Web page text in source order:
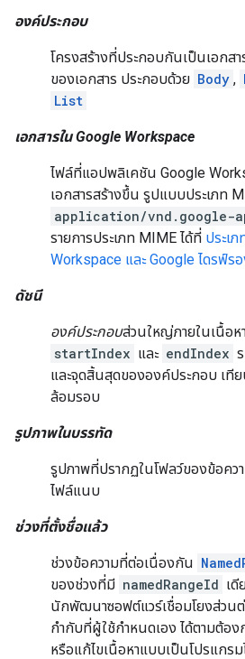
องค์ประกอบ
โครงสร้างที่ประกอบกันเป็นเอกส
ของเอกสาร ประกอบด้วย Body ,
List
เอกสารใน Google Workspace
ไฟล์ที่แอปพลิเคชัน Google
เอกสารสร้างขึ้น รูปแบบประเภท
application/vnd.google-
รายการประเภท MIME ได้ที่ ประเ
Workspace และ Google ไดรฟ์ร
ดัชนี
องค์ประกอบส่วนใหญ่ภายในเนื้อ
startIndex และ endIndex
และจุดสิ้นสุดขององค์ประกอบ เที
ล้อมรอบ
รูปภาพในบรรทัด
รูปภาพที่ปรากฏในโฟลว์ของข้อควา
ไฟล์แนบ
ช่วงที่ตั้งชื่อแล้ว
ช่วงข้อความที่ต่อเนื่องกัน
ของช่วงที่มี namedRangeId เ
นักพัฒนาซอฟต์แวร์เชื่อมโยงส่วน
กำกับที่ผู้ใช้กำหนดเอง ได้ตามต้อง
หรือแก้ไขเนื้อหาแบบเป็นโปรแกรม